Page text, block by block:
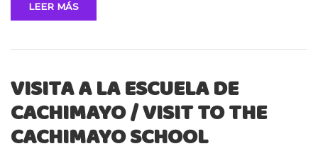
LEER MÁS
VISITA A LA ESCUELA DE
CACHIMAYO / VISIT TO THE
CACHIMAYO SCHOOL